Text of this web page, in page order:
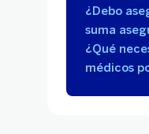
¿Debo
suma
¿Qué
médicos